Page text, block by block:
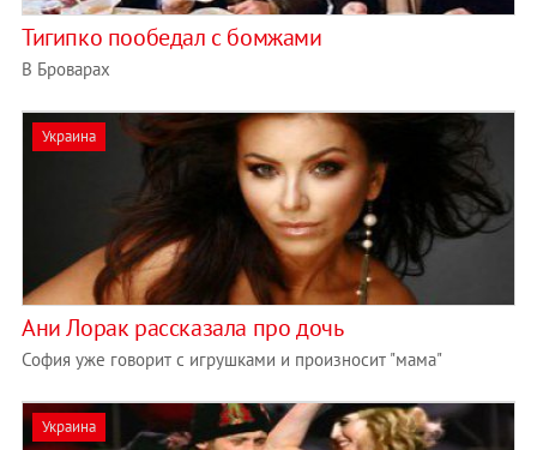
Тигипко пообедал с бомжами
В Броварах
Украина
Ани Лорак рассказала про дочь
София уже говорит с игрушками и произносит "мама"
Украина